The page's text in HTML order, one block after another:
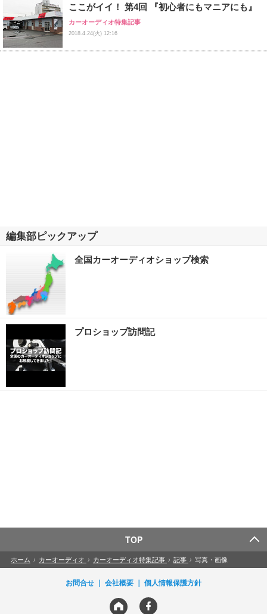
ここがイイ！ 第4回 『初心者にもマニアにも』
カーオーディオ特集記事
2018.4.24(火) 12:16
編集部ピックアップ
全国カーオーディオショップ検索
プロショップ訪問記
TOP
ホーム › カーオーディオ › カーオーディオ特集記事 › 記事 › 写真・画像
お問合せ 会社概要 個人情報保護方針